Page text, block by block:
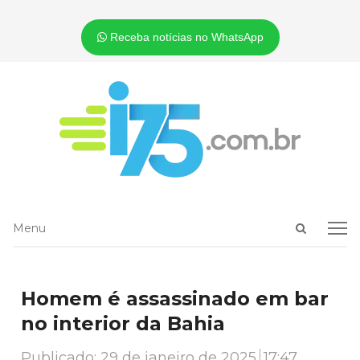
Receba notícias no WhatsApp
Open
Menu
Menu
Homem é assassinado em bar
no interior da Bahia